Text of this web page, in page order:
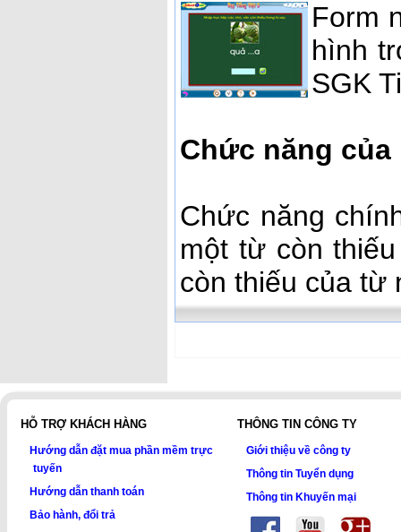
Form
hình
SGK
Chức năng của
Chức năng
một từ còn
còn thiếu của từ
HỖ TRỢ KHÁCH HÀNG
Hướng dẫn đặt mua phần mềm trực
tuyến
Hướng dẫn thanh toán
Bảo hành, đổi trả
THÔNG TIN CÔNG TY
Giới thiệu về công ty
Thông tin Tuyển dụng
Thông tin Khuyến mại